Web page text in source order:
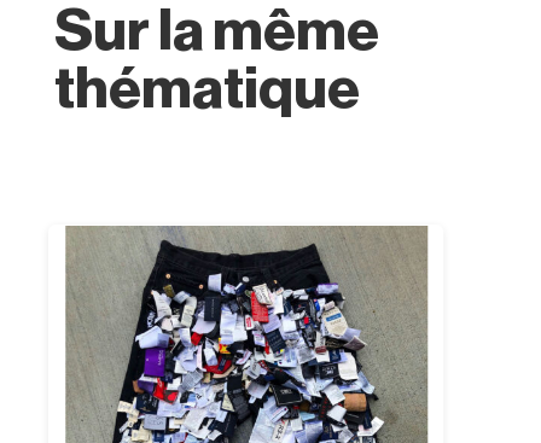
Sur la même
thématique